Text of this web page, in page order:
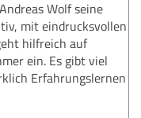
Wolf seine
mit eindrucksvollen
hilfreich auf
ein. Es gibt viel
Erfahrungslernen